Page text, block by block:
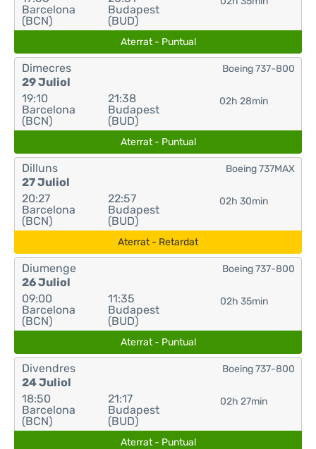
Barcelona
(BCN)
Budapest
(BUD)
Aterrat - Puntual
Dimecres
29 Juliol
19:10
Barcelona
(BCN)
21:38
Budapest
(BUD)
02h 28min
Boeing 737-800
Aterrat - Puntual
Dilluns
27 Juliol
20:27
Barcelona
(BCN)
22:57
Budapest
(BUD)
02h 30min
Boeing 737MAX
Aterrat - Retardat
Diumenge
26 Juliol
09:00
Barcelona
(BCN)
11:35
Budapest
(BUD)
02h 35min
Boeing 737-800
Aterrat - Puntual
Divendres
24 Juliol
18:50
Barcelona
(BCN)
21:17
Budapest
(BUD)
02h 27min
Boeing 737-800
Aterrat - Puntual